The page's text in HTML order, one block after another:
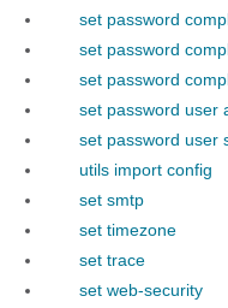
set password
set password
set password
set password user
set password user
utils import config
set smtp
set timezone
set trace
set web-security